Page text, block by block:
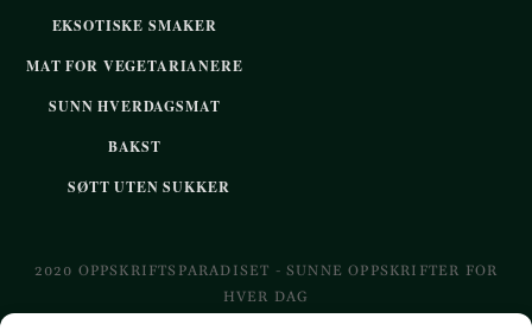
EKSOTISKE SMAKER
MAT FOR VEGETARIANERE
SUNN HVERDAGSMAT
BAKST
SØTT UTEN SUKKER
2020 OPPSKRIFTSPARADISET - SUNNE OPPSKRIFTER FOR
HVER DAG